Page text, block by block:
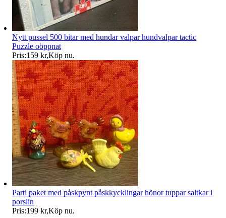
Nytt pussel 500 bitar med hundar valpar hundvalpar tactic
Puzzle oöppnat
Pris:159 kr,Köp nu.
Parti paket med påskpynt påskkycklingar hönor tuppar saltkar i
porslin
Pris:199 kr,Köp nu.